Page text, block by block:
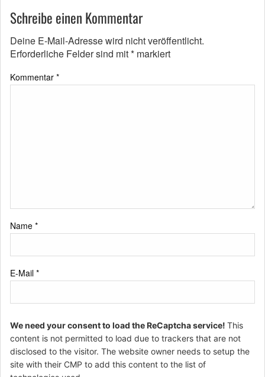
Schreibe einen Kommentar
Deine E-Mail-Adresse wird nicht veröffentlicht.
Erforderliche Felder sind mit* markiert
Kommentar *
Name *
E-Mail *
We need your consent to load the ReCaptcha service! This
content is not permitted to load due to trackers that are not
disclosed to the visitor. The website owner needs to setup the
site with their CMP to add this content to the list of